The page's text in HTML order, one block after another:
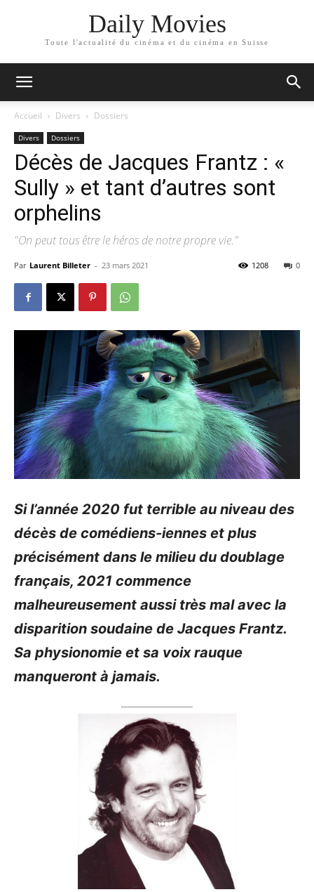
Daily Movies
Toute l'actualité du cinéma et du cinéma en Suisse
Accueil Divers Dossiers
Divers Dossiers
Décès de Jacques Frantz : «
Sully » et tant d’autres sont
orphelins
"On peut tous être le héros de notre propre vie."
Par Laurent Billeter - 23 mars 2021 0
1208
Si l’année 2020 fut terrible au niveau des
décès de comédiens-iennes et plus
précisément dans le milieu du doublage
français, 2021 commence
malheureusement aussi très mal avec la
disparition soudaine de Jacques Frantz.
Sa physionomie et sa voix rauque
manqueront à jamais.